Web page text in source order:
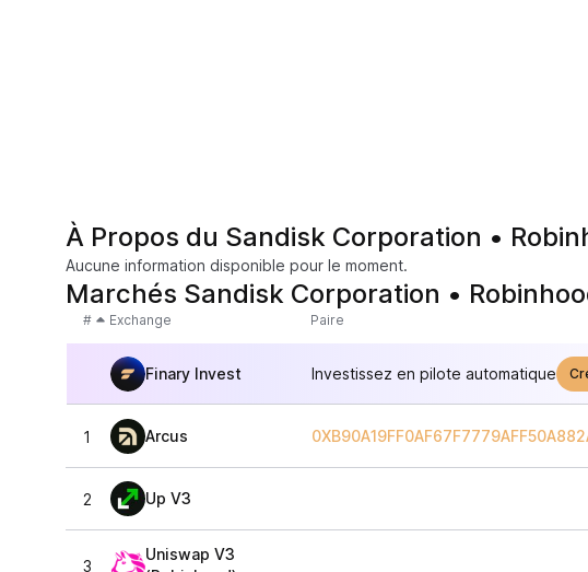
À Propos du Sandisk Corporation •
Aucune information disponible pour le moment.
Marchés Sandisk Corporation •
# Exchange Paire
Finary Invest Investissez en pilote automatique
1 Arcus
2 Up V3
3
Uniswap V3